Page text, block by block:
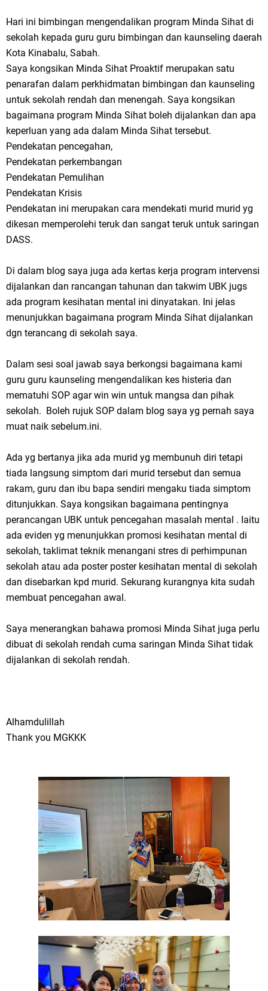
Hari ini bimbingan mengendalikan program Minda Sihat di
sekolah kepada guru guru bimbingan dan kaunseling daerah
Kota Kinabalu, Sabah.
Saya kongsikan Minda Sihat Proaktif merupakan satu
penarafan dalam perkhidmatan bimbingan dan kaunseling
untuk sekolah rendah dan menengah. Saya kongsikan
bagaimana program Minda Sihat boleh dijalankan dan apa
keperluan yang ada dalam Minda Sihat tersebut.
Pendekatan pencegahan,
Pendekatan perkembangan
Pendekatan Pemulihan
Pendekatan Krisis
Pendekatan ini merupakan cara mendekati murid murid yg
dikesan memperolehi teruk dan sangat teruk untuk saringan
DASS.
Di dalam blog saya juga ada kertas kerja program intervensi
dijalankan dan rancangan tahunan dan takwim UBK jugs
ada program kesihatan mental ini dinyatakan. Ini jelas
menunjukkan bagaimana program Minda Sihat dijalankan
dgn terancang di sekolah saya.
Dalam sesi soal jawab saya berkongsi bagaimana kami
guru guru kaunseling mengendalikan kes histeria dan
mematuhi SOP agar win win untuk mangsa dan pihak
sekolah. Boleh rujuk SOP dalam blog saya yg pernah saya
muat naik sebelum.ini.
Ada yg bertanya jika ada murid yg membunuh diri tetapi
tiada langsung simptom dari murid tersebut dan semua
rakam, guru dan ibu bapa sendiri mengaku tiada simptom
ditunjukkan. Saya kongsikan bagaimana pentingnya
perancangan UBK untuk pencegahan masalah mental . Iaitu
ada eviden yg menunjukkan promosi kesihatan mental di
sekolah, taklimat teknik menangani stres di perhimpunan
sekolah atau ada poster poster kesihatan mental di sekolah
dan disebarkan kpd murid. Sekurang kurangnya kita sudah
membuat pencegahan awal.
Saya menerangkan bahawa promosi Minda Sihat juga perlu
dibuat di sekolah rendah cuma saringan Minda Sihat tidak
dijalankan di sekolah rendah.
Alhamdulillah
Thank you MGKKK